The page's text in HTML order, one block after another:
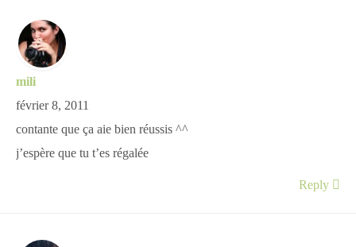
mili
février 8, 2011
contante que ça aie bien réussis ^^
j’espère que tu t’es régalée
Reply